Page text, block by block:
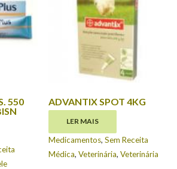
550
ADVANTIX SPOT 4KG
22.95LER MAIS
Medicamentos, Sem Receita
Médica, Veterinária, Veterinária